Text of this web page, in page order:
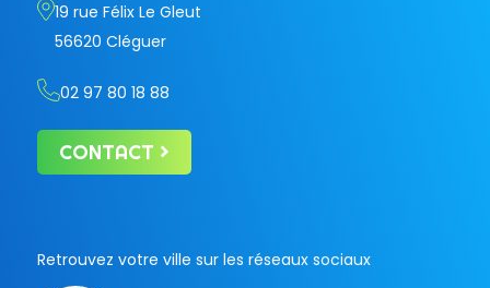
19 rue Félix Le Gleut
56620 Cléguer
02 97 80 18 88
CONTACT
Retrouvez votre ville sur les réseaux sociaux